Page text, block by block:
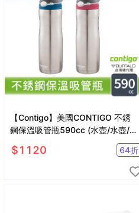
【Contigo】美國CONTIGO 不銹
鋼保溫吸管瓶590cc (水壺/水壺/汽
$1120 64折